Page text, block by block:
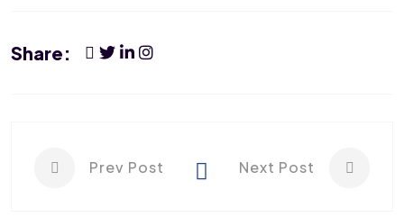
Share:
Prev Post Next Post